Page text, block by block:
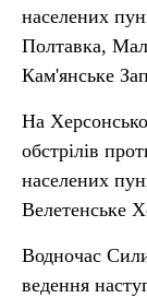
населених
Полтавка,
Кам'янське
На
обстрілів
населених
Велетенське
Водночас
ведення